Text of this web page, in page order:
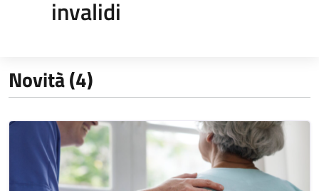
invalidi
Novità (4)